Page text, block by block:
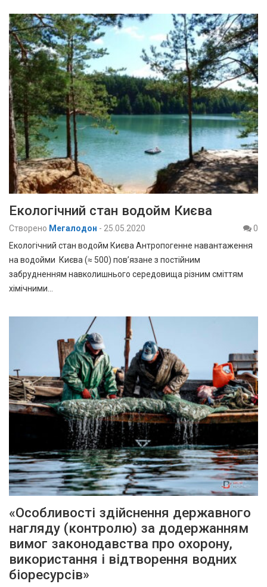
Екологічний стан водойм Києва
Створено Мегалодон - 25.05.2020
0
Екологічний стан водойм Києва Антропогенне навантаження
на водойми Києва (≈ 500) пов’язане з постійним
забрудненням навколишнього середовища різним сміттям
хімічними…
«Особливості здійснення державного
нагляду (контролю) за додержанням
вимог законодавства про охорону,
використання і відтворення водних
біоресурсів»